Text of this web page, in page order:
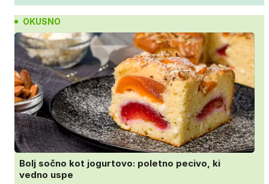
OKUSNO
Bolj sočno kot jogurtovo: poletno pecivo, ki
vedno uspe